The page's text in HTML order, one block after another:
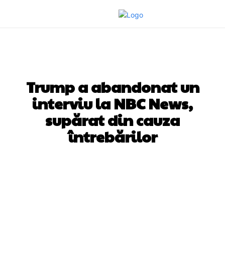
Trump a abandonat un
interviu la NBC News,
supărat din cauza
întrebărilor